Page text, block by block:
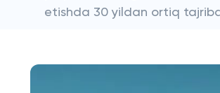
etishda 30 yildan ortiq